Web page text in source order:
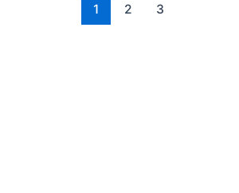
1 2 3